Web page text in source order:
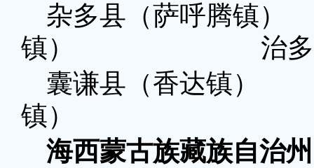
杂多县（萨呼
镇） 治多县（
囊谦县（香达
镇）
海西蒙古族藏族自治州